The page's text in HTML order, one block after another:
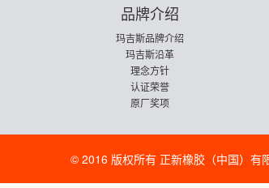
品牌介绍
玛吉斯品牌介绍
玛吉斯沿革
理念方针
认证荣誉
原厂奖项
© 2016 版权所有 正新橡胶（中国）有